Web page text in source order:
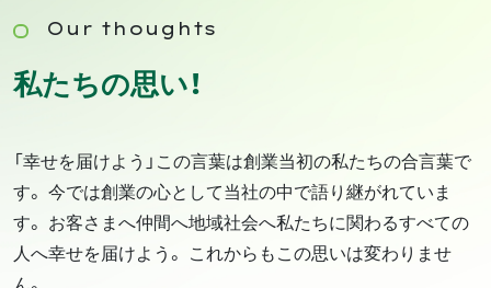
Our thoughts
私たちの思い！
「幸せを届けよう」この言葉は創業当初の私たちの合言葉で
す。 今では創業の心として当社の中で語り継がれていま
す。 お客さまへ仲間へ地域社会へ私たちに関わるすべての
人へ幸せを届けよう。 これからもこの思いは変わりませ
ん。